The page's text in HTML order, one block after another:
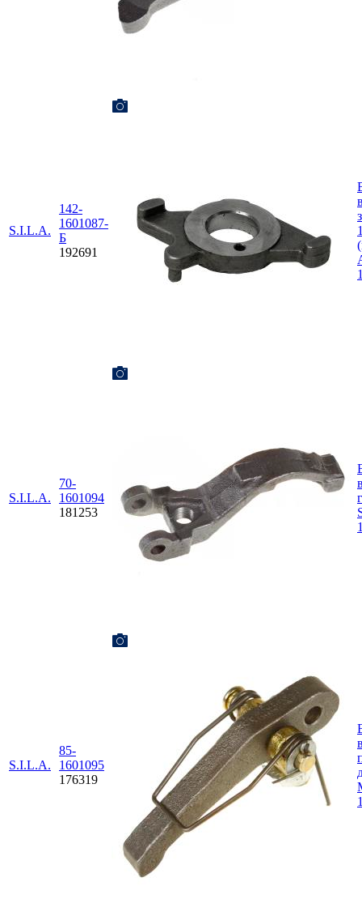
S.I.L.A.
142-
1601087-
Б
192691
S.I.L.A.
70-
1601094
181253
S.I.L.A.
85-
1601095
176319